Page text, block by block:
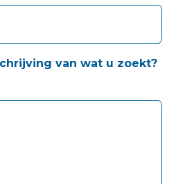
van wat u zoekt?